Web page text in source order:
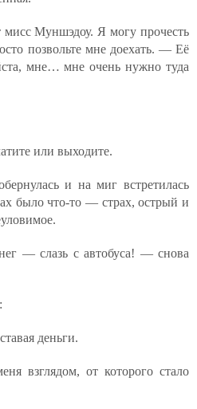
Муншэдоу. Я могу прочесть
позвольте мне доехать. — Её
мне… мне очень нужно туда
или выходите.
и на миг встретилась
было что-то — страх, острый и
— слазь с автобуса! — снова
деньги.
взглядом, от которого стало